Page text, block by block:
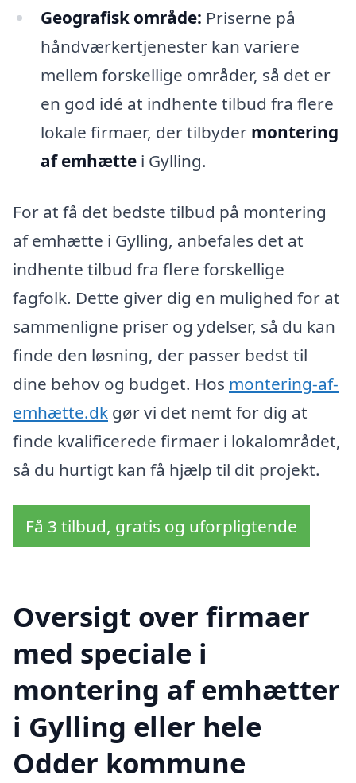
Geografisk område: Priserne på
håndværkertjenester kan variere
mellem forskellige områder, så det er
en god idé at indhente tilbud fra flere
lokale firmaer, der tilbyder montering
af emhættei Gylling.
For at få det bedste tilbud på montering
af emhætte i Gylling, anbefales det at
indhente tilbud fra flere forskellige
fagfolk. Dette giver dig en mulighed for at
sammenligne priser og ydelser, så du kan
finde den løsning, der passer bedst til
dine behov og budget. Hos montering-af-
emhætte.dk gør vi det nemt for dig at
finde kvalificerede firmaer i lokalområdet,
så du hurtigt kan få hjælp til dit projekt.
Få 3 tilbud, gratis og uforpligtende
Oversigt over firmaer
med speciale i
montering af emhætter
i Gylling eller hele
Odder kommune